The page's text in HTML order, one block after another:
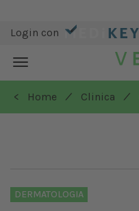
Login con
Toggle
navigation
< Home
/ Clinica /
DERMATOLOGIA